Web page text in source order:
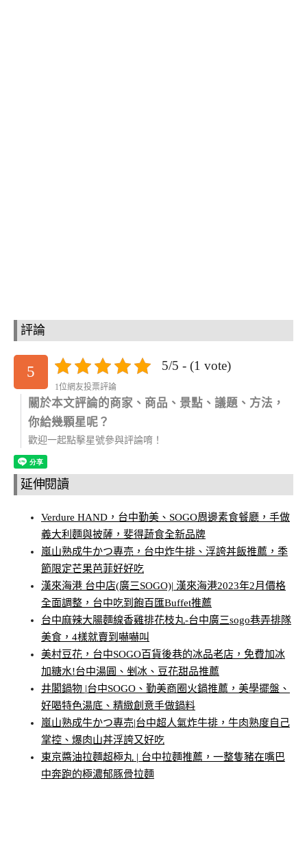
評論
5 5/5 - (1 vote)
1位網友投票評論
關於本文評論的商家、商品、景點、議題、方法，
你給幾顆星呢？
歡迎一起點擊星號參與評論唷！
延伸閱讀
Verdure HAND，台中勤美、SOGO周邊素食餐廳，手做
義大利麵與披薩，斐得蔬食全新品牌
嵐山熟成牛かつ專売，台中炸牛排、浮誇丼飯推薦，季
節限定芒果芭菲好好吃
漢來海港 台中店(廣三SOGO)| 漢來海港2023年2月價格
全面調整，台中吃到飽百匯Buffet推薦
台中麻辣大腸麵線香雞排花枝丸-台中廣三sogo巷弄排隊
美食，4樣就賣到嚇嚇叫
美村豆花，台中SOGO百貨後巷的冰品老店，免費加冰
加糖水!台中湯圓、剉冰、豆花甜品推薦
井閣鍋物 |台中SOGO、勤美商圈火鍋推薦，美學擺盤、
好喝特色湯底、精緻創意手做鍋料
嵐山熟成牛かつ專売|台中超人氣炸牛排，牛肉熟度自己
掌控、爆肉山丼浮誇又好吃
東京醬油拉麵超極丸 | 台中拉麵推薦，一整隻豬在嘴巴
中奔跑的極濃郁豚骨拉麵